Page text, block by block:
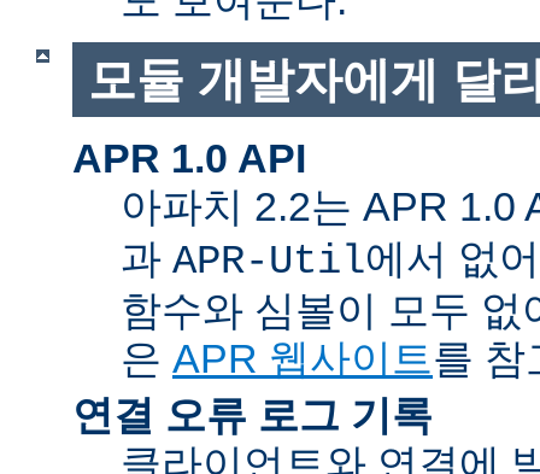
모듈 개발자에게 달
APR 1.0 API
아파치 2.2는 APR 1.0
과 APR-Util에서 없
함수와 심볼이 모두 없
은 APR 웹사이트를 참
연결 오류 로그 기록
클라이언트와 연결에